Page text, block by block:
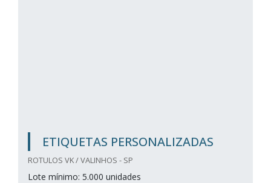
ETIQUETAS PERSONALIZADAS
ROTULOS VK / VALINHOS - SP
Lote mínimo: 5.000 unidades